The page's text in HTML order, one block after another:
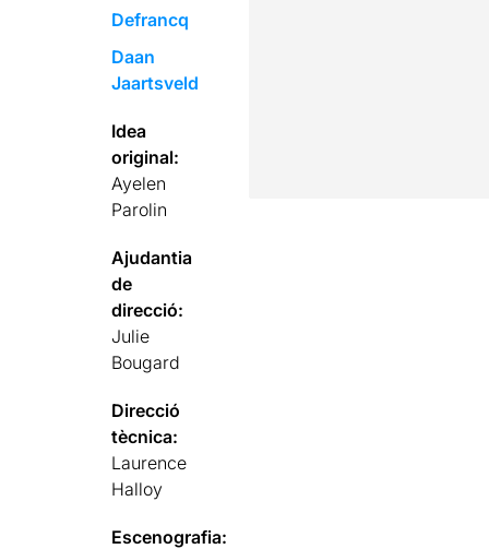
Defrancq
Daan
Jaartsveld
Idea
original:
Ayelen
Parolin
Ajudantia
de
direcció:
Julie
Bougard
Direcció
tècnica:
Laurence
Halloy
Escenografia: